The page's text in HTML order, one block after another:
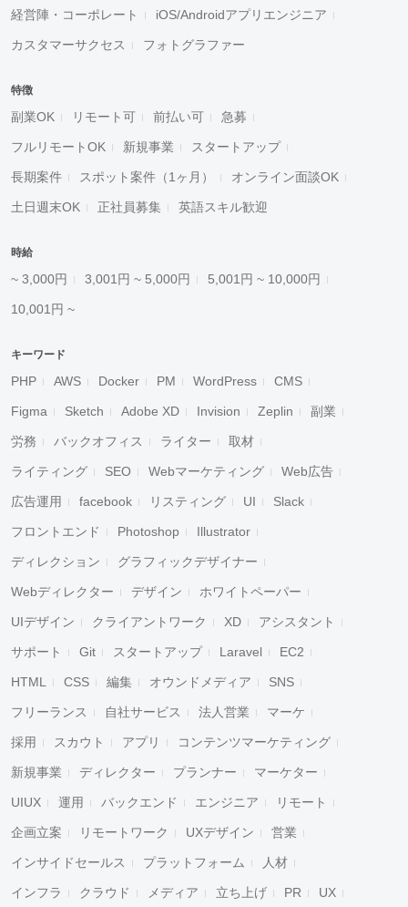
経営陣・コーポレート iOS/Androidアプリエンジニア
カスタマーサクセス フォトグラファー
特徴
副業OK リモート可 前払い可 急募
フルリモートOK 新規事業 スタートアップ
長期案件 スポット案件（1ヶ月） オンライン面談OK
土日週末OK 正社員募集 英語スキル歓迎
時給
~ 3,000円 3,001円 ~ 5,000円 5,001円 ~ 10,000円
10,001円 ~
キーワード
PHP AWS Docker PM WordPress CMS
Figma Sketch Adobe XD Invision Zeplin 副業
労務 バックオフィス ライター 取材
ライティング SEO Webマーケティング Web広告
広告運用 facebook リスティング UI Slack
フロントエンド Photoshop Illustrator
ディレクション グラフィックデザイナー
Webディレクター デザイン ホワイトペーパー
UIデザイン クライアントワーク XD アシスタント
サポート Git スタートアップ Laravel EC2
HTML CSS 編集 オウンドメディア SNS
フリーランス 自社サービス 法人営業 マーケ
採用 スカウト アプリ コンテンツマーケティング
新規事業 ディレクター プランナー マーケター
UIUX 運用 バックエンド エンジニア リモート
企画立案 リモートワーク UXデザイン 営業
インサイドセールス プラットフォーム 人材
インフラ クラウド メディア 立ち上げ PR UX